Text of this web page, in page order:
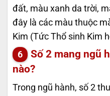
đất, màu xanh da trời,
đây là các màu thuộc
Kim (Tức Thổ sinh Kim
Số 2 mang ngũ
nào?
Trong ngũ hành, số 2